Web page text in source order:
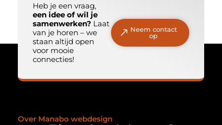
Heb je een vraag,
een idee of wil je
samenwerken? Laat
van je horen – we
staan altijd open
voor mooie
connecties!
Neem contact
op
Over Manabo webdesign